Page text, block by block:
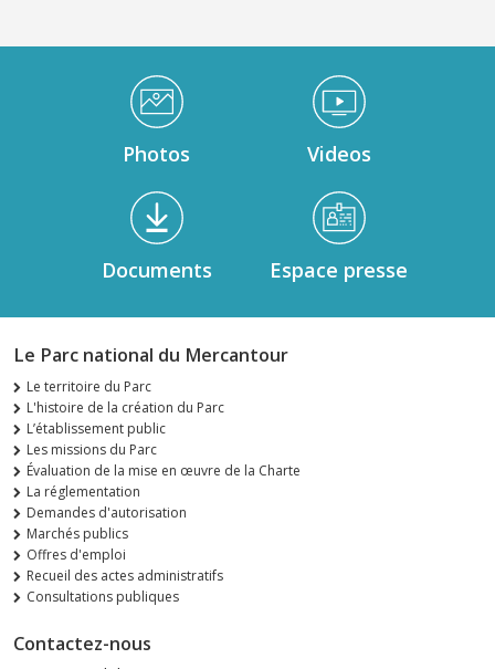
Médiathèque Footer
Photos Videos
Documents Espace presse
Le Parc national du Mercantour
Le territoire du Parc
L'histoire de la création du Parc
L’établissement public
Les missions du Parc
Évaluation de la mise en œuvre de la Charte
La réglementation
Demandes d'autorisation
Marchés publics
Offres d'emploi
Recueil des actes administratifs
Consultations publiques
Contactez-nous